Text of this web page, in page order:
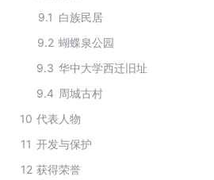
9.1 白族民居
9.2 蝴蝶泉公园
9.3 华中大学西迁旧址
9.4 周城古村
10 代表人物
11 开发与保护
12 获得荣誉